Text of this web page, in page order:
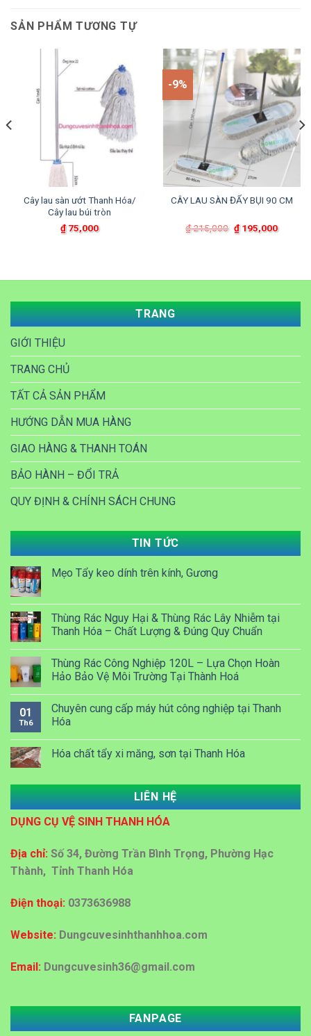
SẢN PHẨM TƯƠNG TỰ
Cây lau sàn ướt Thanh Hóa/
Cây lau búi tròn
₫75,000
-9%
CÂY LAU SÀN ĐẨY BỤI 90 CM
₫215,000 Giá
gốc
₫195,000Giá
hiện
TRANG
GIỚI THIỆU
TRANG CHỦ
TẤT CẢ SẢN PHẨM
HƯỚNG DẪN MUA HÀNG
GIAO HÀNG & THANH TOÁN
BẢO HÀNH – ĐỔI TRẢ
QUY ĐỊNH & CHÍNH SÁCH CHUNG
TIN TỨC
Mẹo Tẩy keo dính trên kính, Gương
Thùng Rác Nguy Hại & Thùng Rác Lây Nhiễm tại
Thanh Hóa – Chất Lượng & Đúng Quy Chuẩn
Thùng Rác Công Nghiệp 120L – Lựa Chọn Hoàn
Hảo Bảo Vệ Môi Trường Tại Thành Hoá
01
Th6
Chuyên cung cấp máy hút công nghiệp tại Thanh
Hóa
Hóa chất tẩy xi măng, sơn tại Thanh Hóa
Dung dịch Lau kính công nghiệp tại Thanh Hóa
Mua bán thùng rác ở Thanh Hoá
Đại lý mua bán thùng rác nhựa 60 lít ,120 lít tại
LIÊN HỆ
DỤNG CỤ VỆ SINH THANH HÓA
Địa chỉ: Số 34, Đường Trần Bình Trọng, Phường Hạc
Thành, Tỉnh Thanh Hóa
Điện thoại: 0373636988
Website: Dungcuvesinhthanhhoa.com
Email: Dungcuvesinh36@gmail.com
FANPAGE